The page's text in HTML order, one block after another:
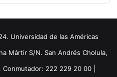
Universidad de las Américas
Mártir S/N. San Andrés Cholula,
222 229 20 00 |